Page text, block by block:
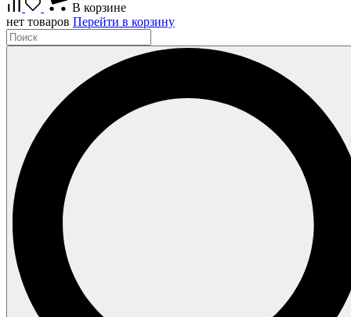
В корзине
нет товаров Перейти в корзину